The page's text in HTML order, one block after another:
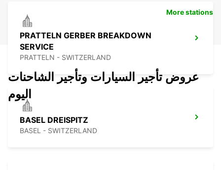
PRATTELN GERBER BREAKDOWN
SERVICE
PRATTELN - SWITZERLAND
BASEL DREISPITZ
BASEL - SWITZERLAND
More stations
عروض تأجير السيارات وتأجير الشاحنات
اليوم